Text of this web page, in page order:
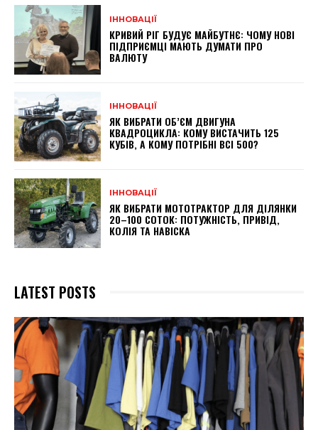
ІННОВАЦІЇ
КРИВИЙ РІГ БУДУЄ МАЙБУТНЄ: ЧОМУ НОВІ
ПІДПРИЄМЦІ МАЮТЬ ДУМАТИ ПРО
ВАЛЮТУ
ІННОВАЦІЇ
ЯК ВИБРАТИ ОБ’ЄМ ДВИГУНА
КВАДРОЦИКЛА: КОМУ ВИСТАЧИТЬ 125
КУБІВ, А КОМУ ПОТРІБНІ ВСІ 500?
ІННОВАЦІЇ
ЯК ВИБРАТИ МОТОТРАКТОР ДЛЯ ДІЛЯНКИ
20–100 СОТОК: ПОТУЖНІСТЬ, ПРИВІД,
КОЛІЯ ТА НАВІСКА
LATEST POSTS